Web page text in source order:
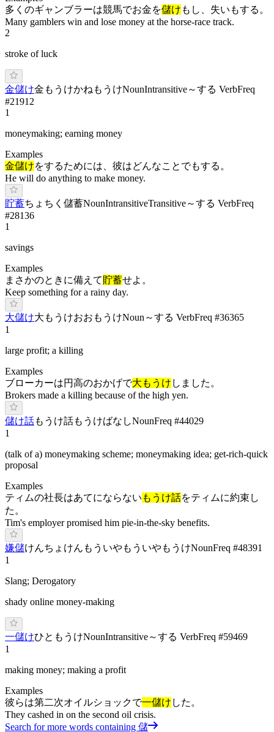
多くのギャンブラーは競馬でお金を儲け もし、失いもする。
Many gamblers win and lose money at the horse-race track.
2
stroke of luck
金儲け金もうけかねも うけNounIntransitive～する VerbFreq
#21912
1
moneymaking; earning money
Examples
金儲けをするためには、彼はどんなことでもする。
He will do anything to make money.
貯蓄ち ょちく 儲蓄NounIntransitiveTransitive～する VerbFreq
#28136
1
savings
Examples
まさかのときに備えて貯蓄せよ。
Keep something for a rainy day.
大儲け大もうけおおもうけNoun ～する VerbFreq #36365
1
large profit; a killing
Examples
ブローカーは円高のおかげで大もうけ しました。
Brokers made a killing because of the high yen.
儲け話もうけ話もうけばなしNounFreq #44029
1
(talk of a) moneymaking scheme; moneymaking idea; get-rich-quick
proposal
Examples
ティムの社長はあてにならない もうけ話をティムに約束し
た。
Tim's employer promised him pie-in-the-sky benefits.
嫌儲けんちょ けんもう いやもう いやもうけNounFreq #48391
1
Slang; Derogatory
shady online money-making
一儲けひと もうけNounIntransitive～する VerbFreq #59469
1
making money; making a profit
Examples
彼らは第二次オイルショックで一儲け した。
They cashed in on the second oil crisis.
Search for more words containing 儲